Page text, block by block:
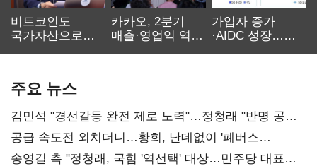
비트코인도
국가자산으로…'
카카오, 2분기
매출·영업익 역대
가입자 증가
·AIDC 성장…
주요 뉴스
김민석 "경선갈등 완전 제로 노력"…정청래 "반명 공세
사과부터"
공급 속도전 외치더니…황희, 난데없이 '폐버스
리모델링' 제안
송영길 측 "정청래, 국힘 '역선택' 대상…민주당 대표로